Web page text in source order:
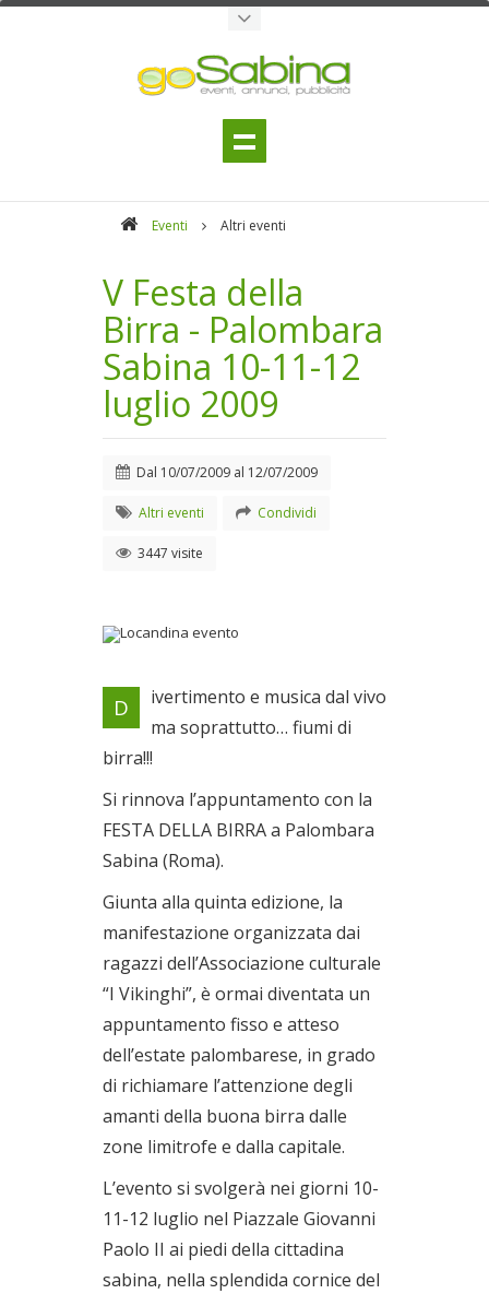
Eventi Altri eventi
V Festa della
Birra - Palombara
Sabina 10-11-12
luglio 2009
Dal 10/07/2009 al 12/07/2009
Altri eventi Condividi
3447 visite
Locandina evento
Dal 10/07/2009 al
12/07/2009
D
ivertimento e musica dal vivo
ma soprattutto… fiumi di
birra!!!
Si rinnova l’appuntamento con la
FESTA DELLA BIRRA a Palombara
Sabina (Roma).
Giunta alla quinta edizione, la
manifestazione organizzata dai
ragazzi dell’Associazione culturale
“I Vikinghi”, è ormai diventata un
appuntamento fisso e atteso
dell’estate palombarese, in grado
di richiamare l’attenzione degli
amanti della buona birra dalle
zone limitrofe e dalla capitale.
L’evento si svolgerà nei giorni 10-
11-12 luglio nel Piazzale Giovanni
Paolo II ai piedi della cittadina
sabina, nella splendida cornice del